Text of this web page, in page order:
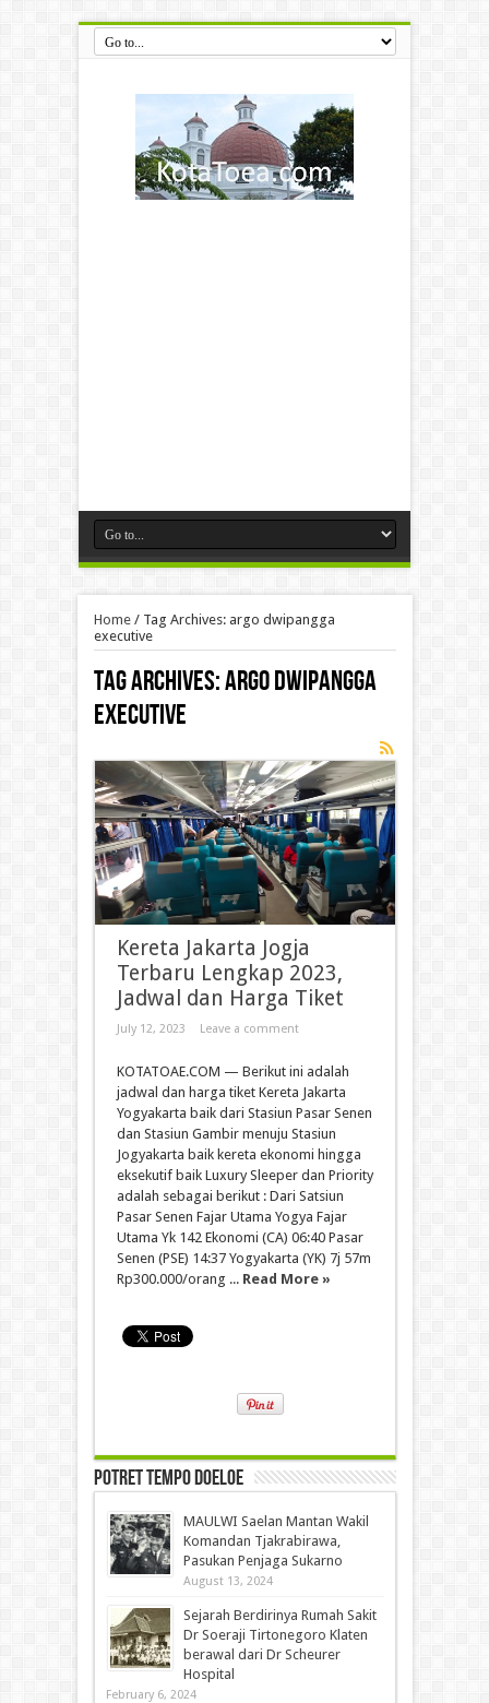
Home/ Tag Archives: argo dwipangga
executive
Tag Archives:argo dwipangga
executive
Kereta Jakarta Jogja
Terbaru Lengkap 2023,
Jadwal dan Harga Tiket
July 12, 2023 Leave a comment
KOTATOAE.COM — Berikut ini adalah
jadwal dan harga tiket Kereta Jakarta
Yogyakarta baik dari Stasiun Pasar Senen
dan Stasiun Gambir menuju Stasiun
Jogyakarta baik kereta ekonomi hingga
eksekutif baik Luxury Sleeper dan Priority
adalah sebagai berikut : Dari Satsiun
Pasar Senen Fajar Utama Yogya Fajar
Utama Yk 142 Ekonomi (CA) 06:40 Pasar
Senen (PSE) 14:37 Yogyakarta (YK) 7j 57m
Rp300.000/orang ... Read More »
Potret Tempo Doeloe
MAULWI Saelan Mantan Wakil
Komandan Tjakrabirawa,
Pasukan Penjaga Sukarno
August 13, 2024
Sejarah Berdirinya Rumah Sakit
Dr Soeraji Tirtonegoro Klaten
berawal dari Dr Scheurer
Hospital
February 6, 2024